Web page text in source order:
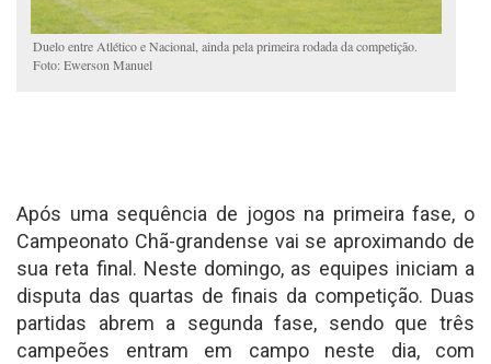
Duelo entre Atlético e Nacional, ainda pela primeira rodada da competição.
Foto: Ewerson Manuel
Após uma sequência de jogos na primeira fase, o
Campeonato Chã-grandense vai se aproximando de
sua reta final. Neste domingo, as equipes iniciam a
disputa das quartas de finais da competição. Duas
partidas abrem a segunda fase, sendo que três
campeões entram em campo neste dia, com